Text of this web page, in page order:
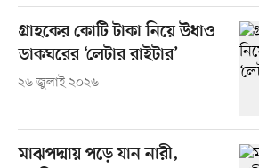
গ্রাহকের কোটি টাকা নিয়ে উধাও
ডাকঘরের ‘লেটার রাইটার’
২৬ জুলাই ২০২৬
মাঝপদ্মায় পড়ে যান নারী,